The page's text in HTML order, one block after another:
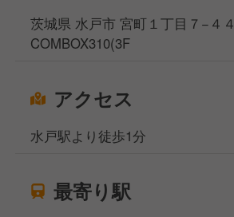
茨城県 水戸市 宮町１丁目７−４４
COMBOX310(3F
アクセス
水戸駅より徒歩1分
最寄り駅